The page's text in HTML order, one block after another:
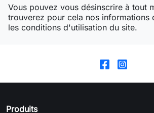
Vous pouvez vous désinscrire à tout
trouverez pour cela nos informations
les conditions d'utilisation du site.
Produits